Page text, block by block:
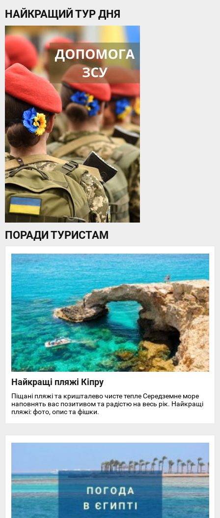
НАЙКРАЩИЙ ТУР ДНЯ
ПОРАДИ ТУРИСТАМ
Найкращі пляжі Кіпру
Піщані пляжі та кришталево чисте тепле Середземне море
наповнять вас позитивом та радістю на весь рік. Найкращі
пляжі: фото, опис та фішки.